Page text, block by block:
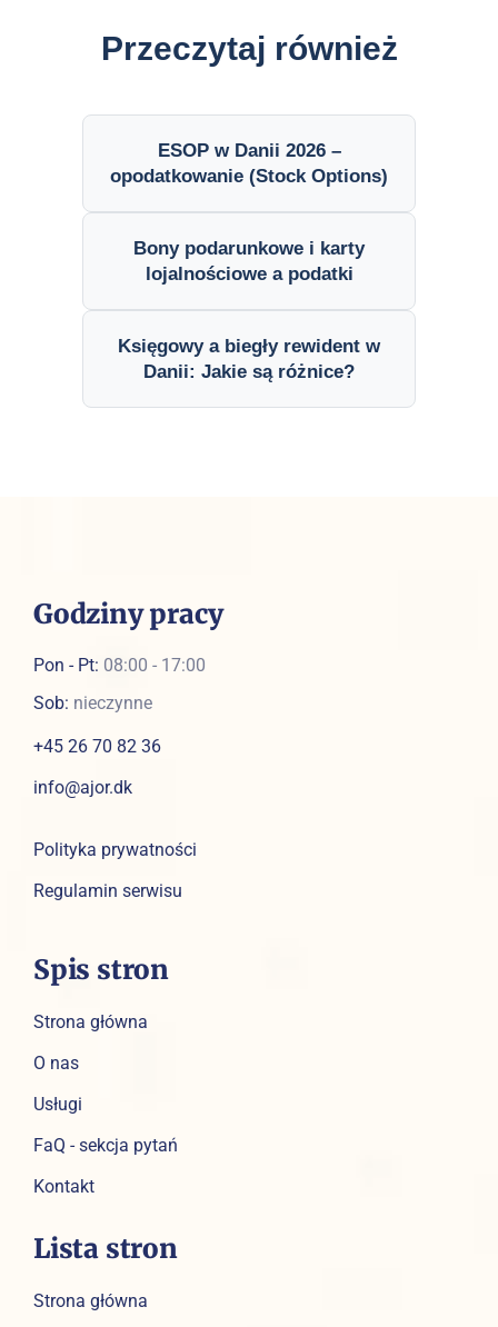
Przeczytaj również
ESOP w Danii 2026 –
opodatkowanie (Stock Options)
Bony podarunkowe i karty
lojalnościowe a podatki
Księgowy a biegły rewident w
Danii: Jakie są różnice?
Godziny pracy
Pon - Pt: 08:00 - 17:00
Sob: nieczynne
+45 26 70 82 36
info@ajor.dk
Polityka prywatności
Regulamin serwisu
Spis stron
Strona główna
O nas
Usługi
FaQ - sekcja pytań
Kontakt
Lista stron
Strona główna